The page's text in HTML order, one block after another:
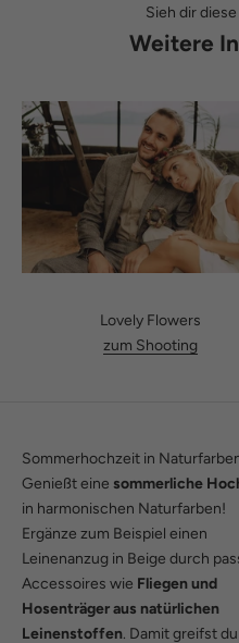
Sieh dir
Weitere
Lovely Flowers
zum Shooting
Sommerhochzeit in
Genießt eine sommerliche
in harmonischen Naturfarben!
Ergänze zum Beispiel einen
Leinenanzug in Beige durch
Accessoires wie Fliegen und
Hosenträger aus natürlichen
Leinenstoffen. Damit greifst